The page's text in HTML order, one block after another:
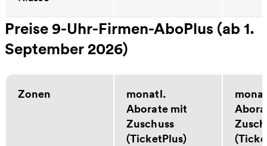
Preise 9-Uhr-Firmen-AboPlus (ab 1.
September 2026)
Zonen
monatl.
Aborate mit
Zuschuss
(TicketPlus)